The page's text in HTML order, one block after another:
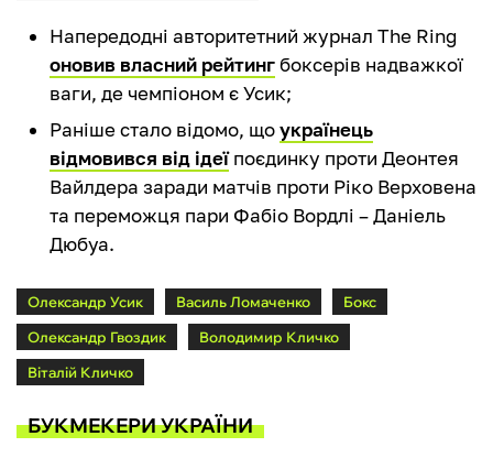
Напередодні авторитетний журнал The Ring
оновив власний рейтингбоксерів надважкої
ваги, де чемпіоном є Усик;
Раніше стало відомо, щоукраїнець
відмовився від ідеїпоєдинку проти Деонтея
Вайлдера заради матчів проти Ріко Верховена
та переможця пари Фабіо Вордлі – Даніель
Дюбуа.
Олександр Усик Василь Ломаченко
Бокс
Олександр Гвоздик
Володимир Кличко
Віталій Кличко
БУКМЕКЕРИ УКРАЇНИ